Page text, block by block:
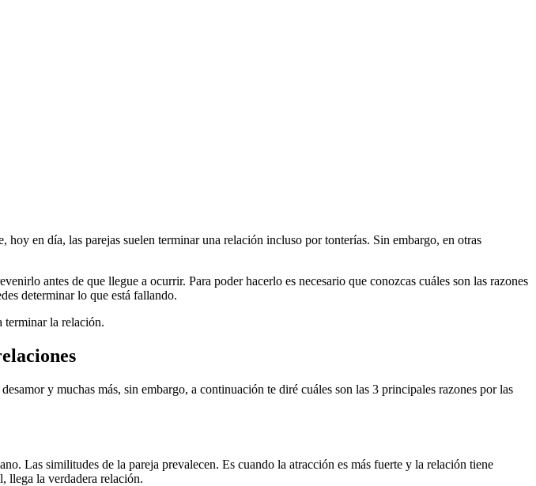
hoy en día, las parejas suelen terminar una relación incluso por tonterías. Sin embargo, en otras
antes de que llegue a ocurrir. Para poder hacerlo es necesario que conozcas cuáles son las razones
determinar lo que está fallando.
terminar la relación.
y muchas más, sin embargo, a continuación te diré cuáles son las 3 principales razones por las
Las similitudes de la pareja prevalecen. Es cuando la atracción es más fuerte y la relación tiene
llega la verdadera relación.